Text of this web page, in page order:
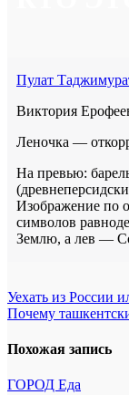
Пулат
Виктория
Леночка —
На превью:
Изображение по
символов
Землю, а лев —
Навигация
по
записям
Уехать из России
Почему
Похожая запись
ГОРОД Еда